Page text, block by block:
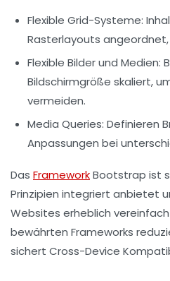
Flexible Grid-Systeme:
Rasterlayouts
Flexible Bilder und Medien:
Bildschirmgröße skaliert,
vermeiden.
Media Queries: Definieren
Anpassungen bei
Das FrameworkBootstrap ist
Prinzipien integriert anbietet
Websites erheblich
bewährten Frameworks
sichert Cross-Device